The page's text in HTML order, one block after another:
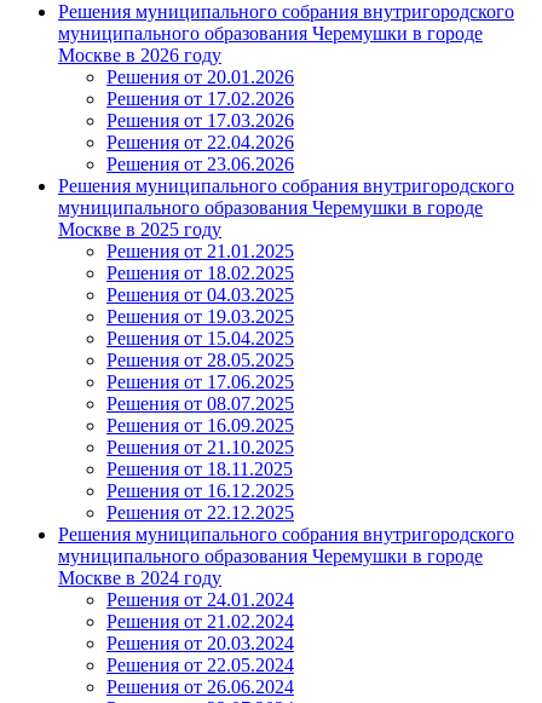
Решения муниципального собрания внутригородского
муниципального образования Черемушки в городе
Москве в 2026 году
Решения от 20.01.2026
Решения от 17.02.2026
Решения от 17.03.2026
Решения от 22.04.2026
Решения от 23.06.2026
Решения муниципального собрания внутригородского
муниципального образования Черемушки в городе
Москве в 2025 году
Решения от 21.01.2025
Решения от 18.02.2025
Решения от 04.03.2025
Решения от 19.03.2025
Решения от 15.04.2025
Решения от 28.05.2025
Решения от 17.06.2025
Решения от 08.07.2025
Решения от 16.09.2025
Решения от 21.10.2025
Решения от 18.11.2025
Решения от 16.12.2025
Решения от 22.12.2025
Решения муниципального собрания внутригородского
муниципального образования Черемушки в городе
Москве в 2024 году
Решения от 24.01.2024
Решения от 21.02.2024
Решения от 20.03.2024
Решения от 22.05.2024
Решения от 26.06.2024